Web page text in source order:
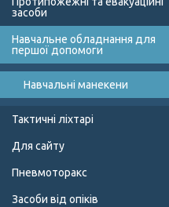
засоби
Навчальне обладнання для
першої допомоги
Навчальні манекени
Тактичні ліхтарі
Для сайту
Пневмоторакс
Засоби від опіків